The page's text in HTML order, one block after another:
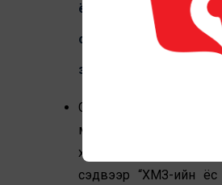
ёс зүйн болон
оюуны хэрэглээ ба
зохиогчийн эрх,
Судалгаа №02 нь
мэдээллийн өөрийн
хариуцлагатай шууд
сэдвээр “ХМЗ-ийн ёс